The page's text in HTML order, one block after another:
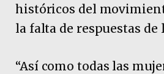
históricos del
la falta de respuestas de
“Así como todas las